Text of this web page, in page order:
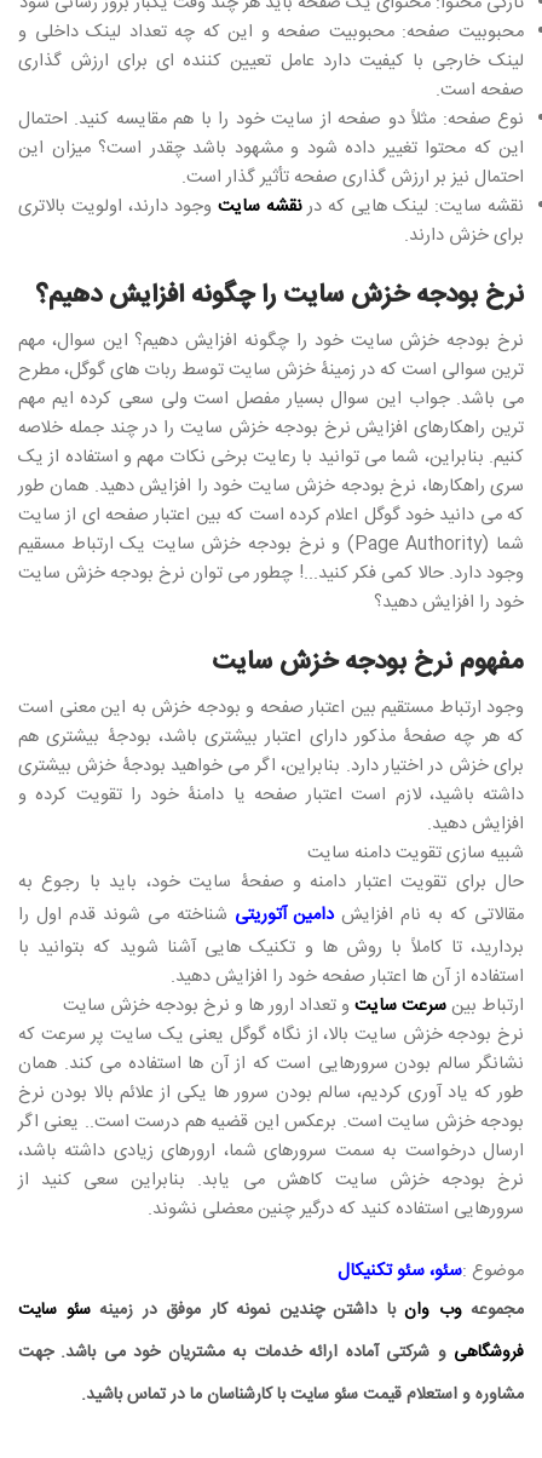
محبوبیت صفحه: محبوبیت صفحه و این که چه تعداد لینک داخلی و
لینک خارجی با کیفیت دارد عامل تعیین کننده ای برای ارزش گذاری
صفحه است.
نوع صفحه: مثلاً دو صفحه از سایت خود را با هم مقایسه کنید. احتمال
این که محتوا تغییر داده شود و مشهود باشد چقدر است؟ میزان این
احتمال نیز بر ارزش گذاری صفحه تأثیر گذار است.
نقشه سایت: لینک هایی که درنقشه سایت وجود دارند، اولویت بالاتری
برای خزش دارند.
نرخ بودجه خزش سایت را چگونه افزایش دهیم؟
نرخ بودجه خزش سایت خود را چگونه افزایش دهیم؟ این سوال، مهم
ترین سوالی است که در زمینۀ خزش سایت توسط ربات های گوگل، مطرح
می باشد. جواب این سوال بسیار مفصل است ولی سعی کرده ایم مهم
ترین راهکارهای افزایش نرخ بودجه خزش سایت را در چند جمله خلاصه
کنیم. بنابراین، شما می توانید با رعایت برخی نکات مهم و استفاده از یک
سری راهکارها، نرخ بودجه خزش سایت خود را افزایش دهید. همان طور
که می دانید خود گوگل اعلام کرده است که بین اعتبار صفحه ای از سایت
شما (Page Authority) و نرخ بودجه خزش سایت یک ارتباط مسقیم
وجود دارد. حالا کمی فکر کنید...! چطور می توان نرخ بودجه خزش سایت
خود را افزایش دهید؟
مفهوم نرخ بودجه خزش سایت
وجود ارتباط مستقیم بین اعتبار صفحه و بودجه خزش به این معنی است
که هر چه صفحۀ مذکور دارای اعتبار بیشتری باشد، بودجۀ بیشتری هم
برای خزش در اختیار دارد. بنابراین، اگر می خواهید بودجۀ خزش بیشتری
داشته باشید، لازم است اعتبار صفحه یا دامنۀ خود را تقویت کرده و
افزایش دهید.
شبیه سازی تقویت دامنه سایت
حال برای تقویت اعتبار دامنه و صفحۀ سایت خود، باید با رجوع به
مقالاتی که به نام افزایشدامین آتوریتی شناخته می شوند قدم اول را
بردارید، تا کاملاً با روش ها و تکنیک هایی آشنا شوید که بتوانید با
استفاده از آن ها اعتبار صفحه خود را افزایش دهید.
ارتباط بینسرعت سایت و تعداد ارور ها و نرخ بودجه خزش سایت
نرخ بودجه خزش سایت بالا، از نگاه گوگل یعنی یک سایت پر سرعت که
نشانگر سالم بودن سرورهایی است که از آن ها استفاده می کند. همان
طور که یاد آوری کردیم، سالم بودن سرور ها یکی از علائم بالا بودن نرخ
بودجه خزش سایت است. برعکس این قضیه هم درست است.. یعنی اگر
ارسال درخواست به سمت سرورهای شما، ارورهای زیادی داشته باشد،
نرخ بودجه خزش سایت کاهش می یابد. بنابراین سعی کنید از
سرورهایی استفاده کنید که درگیر چنین معضلی نشوند.
موضوع :سئو،سئو تکنیکال
مجموعهوب وان با داشتن چندین نمونه کار موفق در زمینهسئو سایت
فروشگاهی و شرکتی آماده ارائه خدمات به مشتریان خود می باشد. جهت
مشاوره و استعلام قیمت سئو سایت با کارشناسان ما در تماس باشید.